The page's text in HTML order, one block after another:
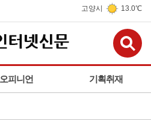
고양시 13.0℃
오피니언 기획취재